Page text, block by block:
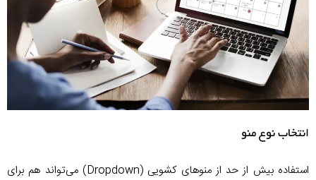
انتخاب نوع منو
استفاده بیش از حد از منوهای کشویی (Dropdown) می‌تواند هم برای